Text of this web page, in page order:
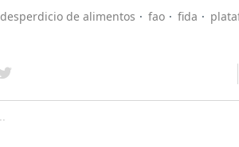
desperdicio de alimentos fao fida